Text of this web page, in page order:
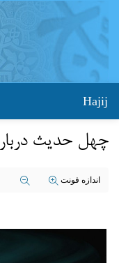
Hajij
چهل حدیث
اندازه فونت